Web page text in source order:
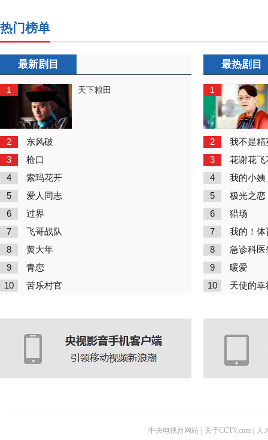
热门榜单
最新剧目
1 天下粮田
2 东风破
3 枪口
4 索玛花开
5 爱人同志
6 过界
7 飞哥战队
8 黄大年
9 青恋
10 苦乐村官
最热剧目
1
2 我不是精
3 花谢花飞
4 我的小姨
5 极光之恋
6 猎场
7 我的！体
8 急诊科医
9 暖爱
10 天使的幸
中央电视台网站 关于CCTV.com 人